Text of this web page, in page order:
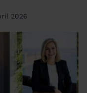
2026